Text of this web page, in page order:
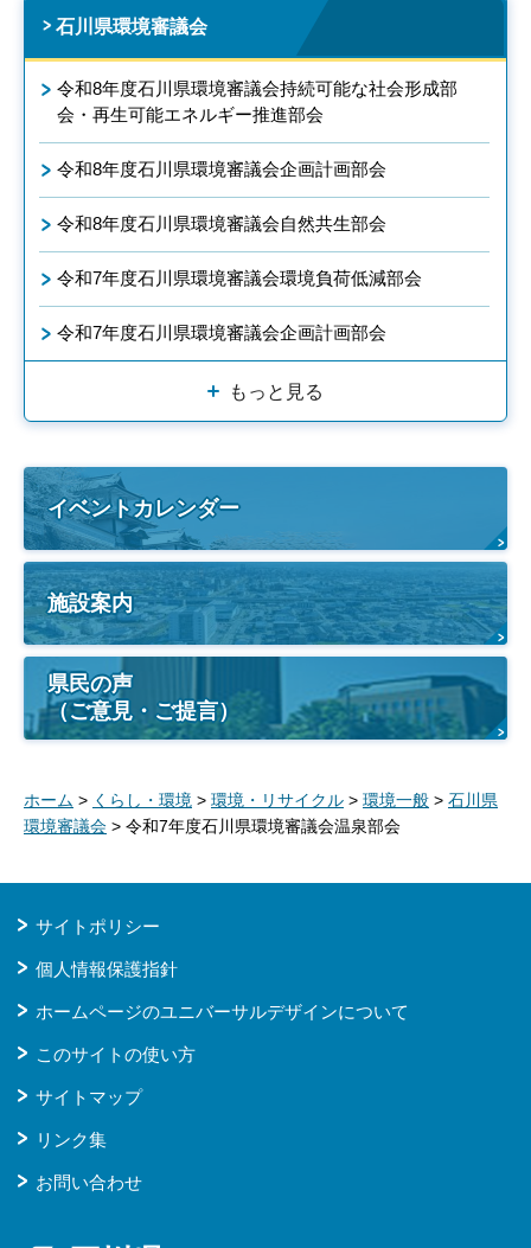
石川県環境審議会
令和8年度石川県環境審議会持続可能な社会形成部
会・再生可能エネルギー推進部会
令和8年度石川県環境審議会企画計画部会
令和8年度石川県環境審議会自然共生部会
令和7年度石川県環境審議会環境負荷低減部会
令和7年度石川県環境審議会企画計画部会
もっと見る
イベントカレンダー
施設案内
県民の声
（ご意見・ご提言）
ホーム > くらし・環境 > 環境・リサイクル > 環境一般 > 石川県
環境審議会 > 令和7年度石川県環境審議会温泉部会
サイトポリシー
個人情報保護指針
ホームページのユニバーサルデザインについて
このサイトの使い方
サイトマップ
リンク集
お問い合わせ